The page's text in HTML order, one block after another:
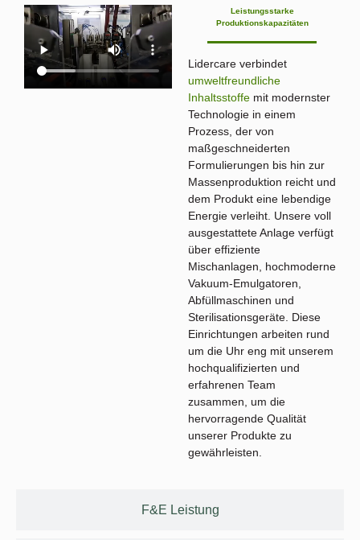
F&E Leistung
Leistungsstarke
Produktionskapazitäten
Lidercare verbindet
umweltfreundliche
Inhaltsstoffe mit modernster
Technologie in einem
Prozess, der von
maßgeschneiderten
Formulierungen bis hin zur
Massenproduktion reicht und
dem Produkt eine lebendige
Energie verleiht. Unsere voll
ausgestattete Anlage verfügt
über effiziente
Mischanlagen, hochmoderne
Vakuum-Emulgatoren,
Abfüllmaschinen und
Sterilisationsgeräte. Diese
Einrichtungen arbeiten rund
um die Uhr eng mit unserem
hochqualifizierten und
erfahrenen Team
zusammen, um die
hervorragende Qualität
unserer Produkte zu
gewährleisten.